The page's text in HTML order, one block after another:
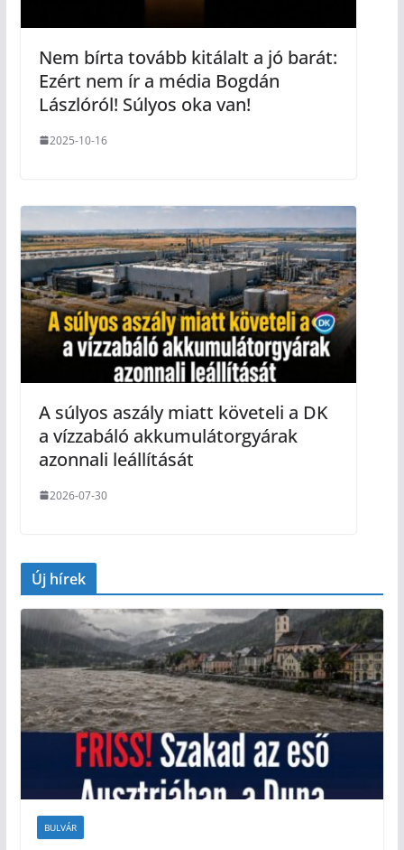
Nem bírta tovább kitálalt a jó barát:
Ezért nem ír a média Bogdán
Lászlóról! Súlyos oka van!
2025-10-16
A súlyos aszály miatt követeli a DK
a vízzabáló akkumulátorgyárak
azonnali leállítását
2026-07-30
Új hírek
BULVÁR